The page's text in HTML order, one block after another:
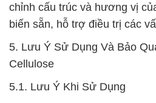
chỉnh cấu trúc và hương vị
biến sẵn, hỗ trợ điều trị các
5. Lưu Ý Sử Dụng Và Bảo
Cellulose
5.1. Lưu Ý Khi Sử Dụng